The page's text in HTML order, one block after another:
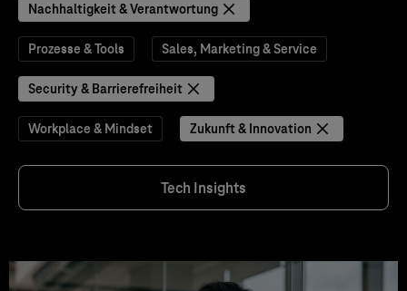
Nachhaltigkeit & Verantwortung
Prozesse & Tools Sales, Marketing & Service
Security & Barrierefreiheit
Workplace & Mindset Zukunft & Innovation
Tech Insights